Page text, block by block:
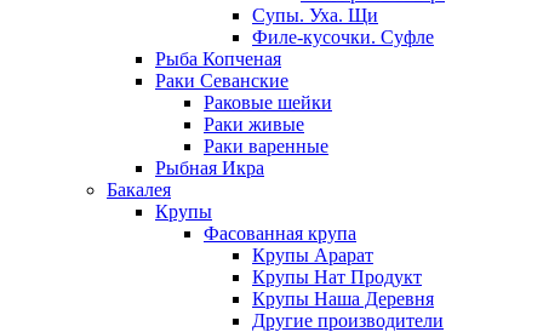
Супы. Уха. Щи
Филе-кусочки. Суфле
Рыба Копченая
Раки Севанские
Раковые шейки
Раки живые
Раки варенные
Рыбная Икра
Бакалея
Крупы
Фасованная крупа
Крупы Арарат
Крупы Нат Продукт
Крупы Наша Деревня
Другие производители